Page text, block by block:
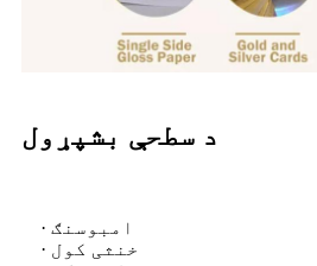
د سطحې بشپړول
· امبوسنګ
· خنثی کول